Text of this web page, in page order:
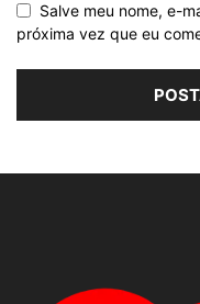
Salve meu nome, e-
próxima vez que eu